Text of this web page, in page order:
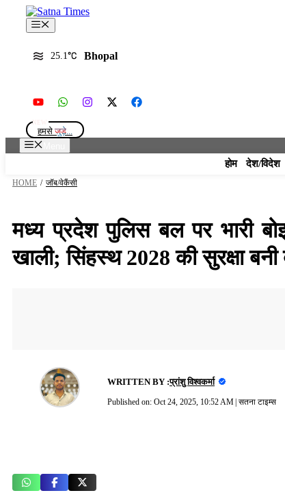
content
Menu
25.1 Bhopal
हमसे जुड़े...
होम देश/विदेश
HOME / जॉब/वेकैंसी
मध्य प्रदेश पुलिस बल पर भारी
खाली; सिंहस्थ 2028 की सुरक्षा बनी
WRITTEN BY :प्रांशु विश्वकर्मा
Published on: Oct 24, 2025, 10:52 AM| सतना टाइम्स